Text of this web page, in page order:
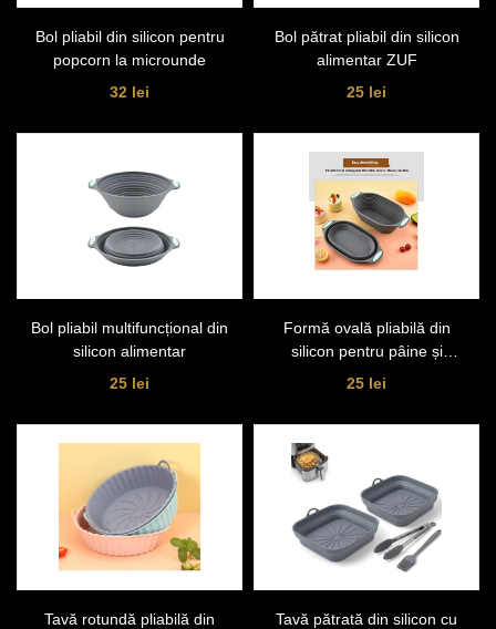
Bol pliabil din silicon pentru
popcorn la microunde
32 lei
Bol pătrat pliabil din silicon
alimentar ZUF
25 lei
Bol pliabil multifuncțional din
silicon alimentar
25 lei
Formă ovală pliabilă din
silicon pentru pâine și
cozonac
25 lei
Tavă rotundă pliabilă din
Tavă pătrată din silicon cu